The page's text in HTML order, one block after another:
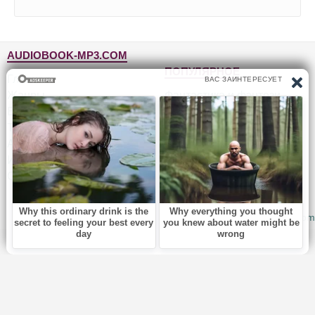
AUDIOBOOK-MP3.COM
Главная
Жанры
Блог
Топ-100
Авторы
Исполнители
Обратная связь
ПОПУЛЯРНОЕ
Фантастика и фэнтези
Детективы, триллеры
Для детей
Роман, проза
Приключения
Юмор, сатира
© 2010-2026Audiobook-mp3.com